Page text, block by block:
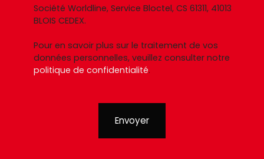
Société Worldline, Service Bloctel, CS 61311, 41013
BLOIS CEDEX.
Pour en savoir plus sur le traitement de vos
données personnelles, veuillez consulter notre
politique de confidentialité.
Envoyer